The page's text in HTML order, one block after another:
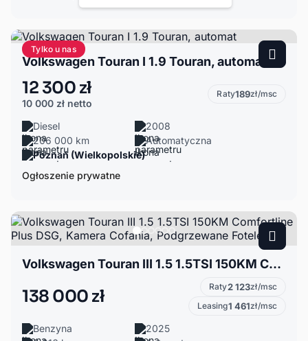
Tylko u nas
Volkswagen Touran I 1.9 Touran, automat
12 300 zł
10 000 zł netto
Raty189zł/msc
Diesel
2008
206 000 km
Automatyczna
Poznań (Wielkopolskie)
Ogłoszenie prywatne
Volkswagen Touran III 1.5 1.5TSI 150KM Comfortline Plus DSG, Kamera Cofania, Podgrzewane Fotele,
138 000 zł Raty2 123zł/msc
Leasing1 461zł/msc
Benzyna
2025